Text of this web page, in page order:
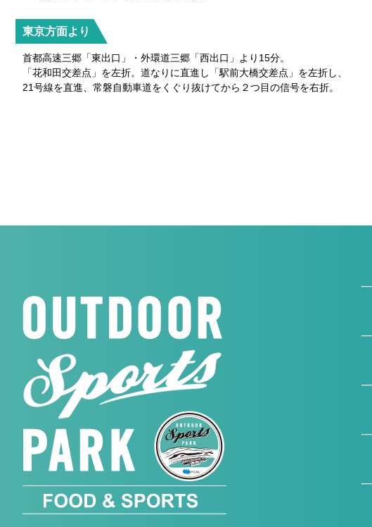
東京方面より
首都高速三郷「東出口」・外環道三郷「西出口」より15分。
「花和田交差点」を左折。道なりに直進し「駅前大橋交差点」を左折し、
21号線を直進、常磐自動車道をくぐり抜けてから２つ目の信号を右折。